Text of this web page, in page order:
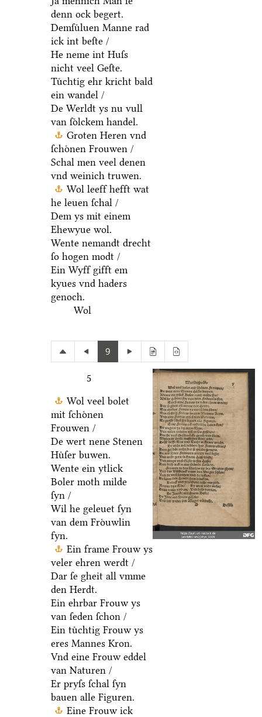
denn ock begert.
Demſuͤluen Manne rad
ick int beſte /
He neme int Huſs
nicht veel Geſte.
Tuͤchtig ehr kricht bald
ein wandel /
De Werldt ys nu vull
van ſoͤlckem handel.
Groten Heren vnd
ſchoͤnen Frouwen /
Schal men veel denen
vnd weinich truwen.
Wol leeff hefft wat
he leuen ſchal /
Dem ys mit einem
Ehewyue wol.
Wente nemandt drecht
ſo hogen modt /
Ein Wyff gifft em
kyues vnd haders
genoch.
Wol
9
5
Wol veel bolet
mit ſchoͤnen
Frouwen /
De wert nene Stenen
Huͤſer buwen.
Wente ein ytlick
Boler moth milde
ſyn /
Wil he geleuet ſyn
van dem Froͤuwlin
fyn.
Ein frame Frouw ys
veler ehren werdt /
Dar ſe gheit all vmme
den Herdt.
Ein ehrbar Frouw ys
van ſeden ſchon /
Ein tuͤchtig Frouw ys
eres Mannes Kron.
Vnd eine Frouw eddel
van Naturen /
Er pryſs ſchal ſyn
bauen alle Figuren.
Eine Frouw ick